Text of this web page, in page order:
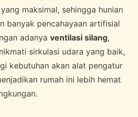
maksimal, sehingga hunian
banyak pencahayaan artifisial
adanya ventilasi silang,
sirkulasi udara yang baik,
kebutuhan akan alat pengatur
rumah ini lebih hemat